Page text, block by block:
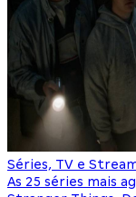
Séries, TV e
As 25 séries mais